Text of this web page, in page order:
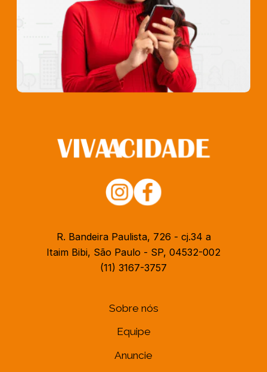
R. Bandeira Paulista, 726 - cj.34 a
Itaim Bibi, São Paulo - SP, 04532-002
(11) 3167-3757
Sobre nós
Equipe
Anuncie